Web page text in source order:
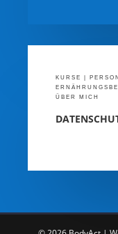
KURSE
ÜBER MICH